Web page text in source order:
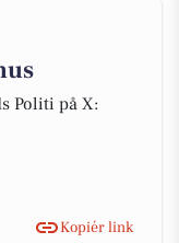
Politi på X:
Kopiér link